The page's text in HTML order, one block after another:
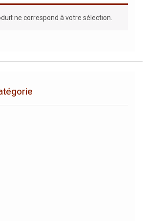
ne correspond à votre sélection.